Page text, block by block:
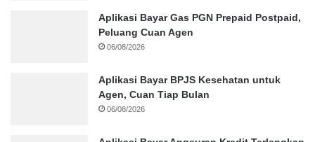
Aplikasi Bayar Gas PGN Prepaid Postpaid,
Peluang Cuan Agen
06/08/2026
Aplikasi Bayar BPJS Kesehatan untuk
Agen, Cuan Tiap Bulan
06/08/2026